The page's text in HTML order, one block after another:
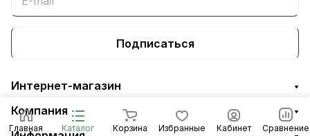
Главная Каталог Корзина Избранные Кабинет Сравнение
Подписаться
Интернет-магазин
Компания